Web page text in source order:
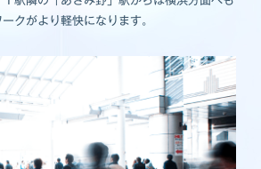
クがより軽快になります。